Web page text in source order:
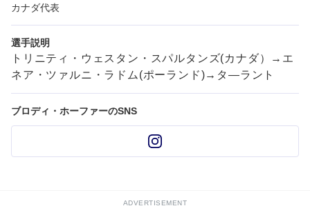
カナダ代表
選手説明
トリニティ・ウェスタン・スパルタンズ(カナダ）→エ
ネア・ツァルニ・ラドム(ポーランド)→タ―ラント
ブロディ・ホーファーのSNS
ADVERTISEMENT